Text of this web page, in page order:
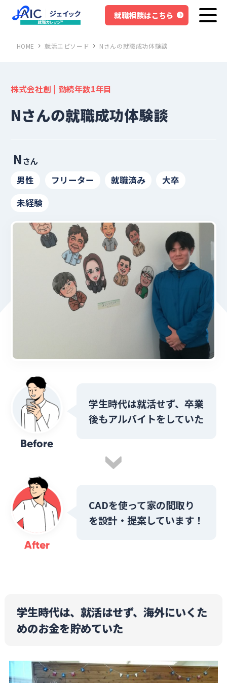
就職相談はこちら
HOME 就活エピソード Nさんの就職成功体験談
株式会社創 | 勤続年数1年目
Nさんの就職成功体験談
Nさん
男性 フリーター 就職済み
大卒
未経験
Before
学生時代は就活せず、卒業
後もアルバイトをしていた
After
CADを使って家の間取り
を設計・提案しています！
学生時代は、就活はせず、海外にいくた
めのお金を貯めていた